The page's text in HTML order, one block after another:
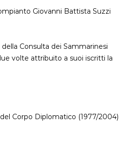
Giovanni Battista Suzzi
Consulta dei Sammarinesi
volte attribuito a suoi iscritti la
Corpo Diplomatico (1977/2004)